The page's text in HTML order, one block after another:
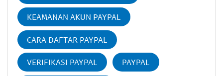
KEAMANAN AKUN PAYPAL
CARA DAFTAR PAYPAL
VERIFIKASI PAYPAL PAYPAL